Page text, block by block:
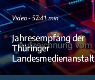
Video - 57:41 min
Jahresempfang der
Thüringer
Landesmedienanstalt